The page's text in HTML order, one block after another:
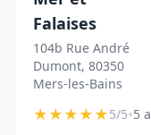
Falaises
104b Rue André
Dumont, 80350
Mers-les-Bains
★★★★★5/5•5